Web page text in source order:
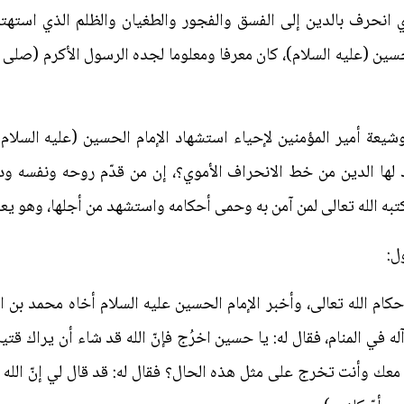
بالدين إلى الفسق والفجور والطغيان والظلم الذي
(عليه السلام)، كان معرفا ومعلوما لجده الرسول الأكرم (صلى
أمير المؤمنين لإحياء استشهاد الإمام الحسين (عليه
لها الدين من خط الانحراف الأموي؟، إن من قدّم روحه ونفسه
كتبه الله تعالى لمن آمن به وحمى أحكامه واستشهد من أجلها، وهو
الله تعالى، وأخبر الإمام الحسين عليه السلام أخاه محمد
المنام، فقال له: يا حسين اخرُج فإنّ الله قد شاء أن يراك
وأنت تخرج على مثل هذه الحال؟ فقال له: قد قال لي إنّ الله